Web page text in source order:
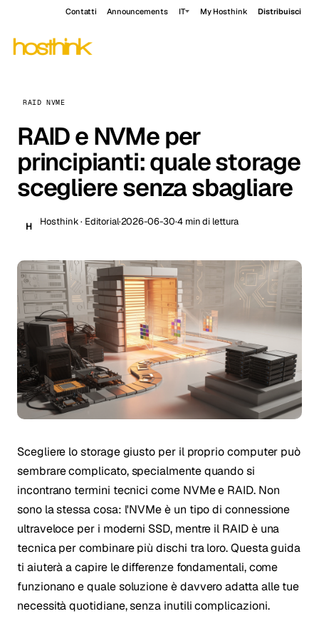
Contatti Announcements IT My Hosthink Distribuisci
RAID NVME
RAID e NVMe per
principianti: quale storage
scegliere senza sbagliare
H Hosthink · Editorial·2026-06-30·4 min di lettura
Scegliere lo storage giusto per il proprio computer può
sembrare complicato, specialmente quando si
incontrano termini tecnici come NVMe e RAID. Non
sono la stessa cosa: l'NVMe è un tipo di connessione
ultraveloce per i moderni SSD, mentre il RAID è una
tecnica per combinare più dischi tra loro. Questa guida
ti aiuterà a capire le differenze fondamentali, come
funzionano e quale soluzione è davvero adatta alle tue
necessità quotidiane, senza inutili complicazioni.